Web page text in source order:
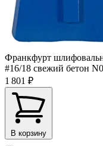
Франкфурт
#16/18 свежий бетон
1 801 ₽
В корзину